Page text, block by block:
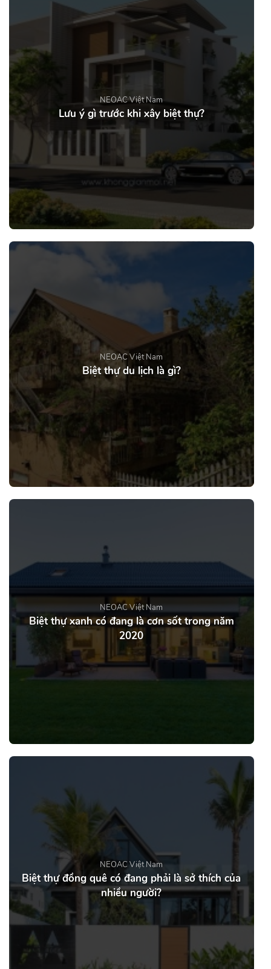
NEOAC Việt Nam
Lưu ý gì trước khi xây biệt thự?
NEOAC Việt Nam
Biệt thự du lịch là gì?
NEOAC Việt Nam
Biệt thự xanh có đang là cơn sốt trong năm
2020
NEOAC Việt Nam
Biệt thự đồng quê có đang phải là sở thích của
nhiều người?